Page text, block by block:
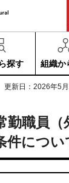
探す 組織か
更新日：2026年5
勤職員（
件につ